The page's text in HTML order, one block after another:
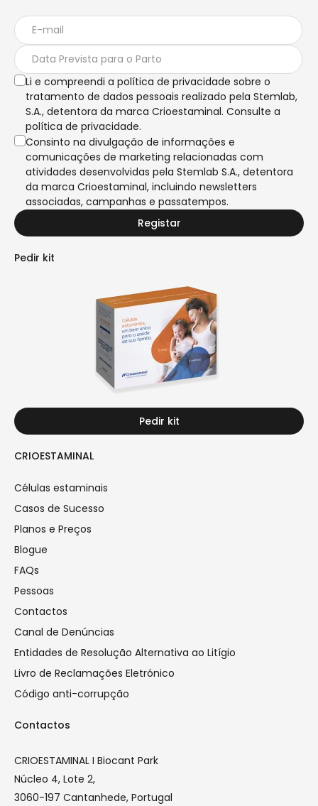
CRIOESTAMINAL
Células estaminais
Casos de Sucesso
Planos e Preços
Blogue
FAQs
Pessoas
Contactos
Canal de Denúncias
Entidades de Resolução Alternativa ao Litígio
Livro de Reclamações Eletrónico
Código anti-corrupção
Contactos
CRIOESTAMINAL I Biocant Park
Núcleo 4, Lote 2,
3060-197 Cantanhede, Portugal
Pedir kit
Pedir kit
Li e compreendi a política de privacidade sobre o
tratamento de dados pessoais realizado pela Stemlab,
S.A., detentora da marca Crioestaminal. Consulte a
política de privacidade.
Consinto na divulgação de informações e
comunicações de marketing relacionadas com
atividades desenvolvidas pela Stemlab S.A., detentora
da marca Crioestaminal, incluindo newsletters
associadas, campanhas e passatempos.
Registar